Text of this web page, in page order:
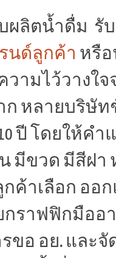
บผลิตน้ำดื่ม รับ
นด์ลูกค้า หรื
ความไว้วางใจ
ก หลายบริษัท
ปี โดยให้คำ
มีขวด มีสีฝา
ค้าเลือก ออ
กราฟฟิกมืออ
ขอ อย. และจั